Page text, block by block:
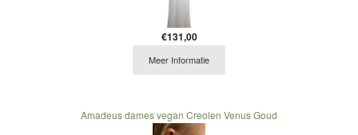
€131,00
Meer Informatie
Amadeus dames vegan Creolen Venus Goud